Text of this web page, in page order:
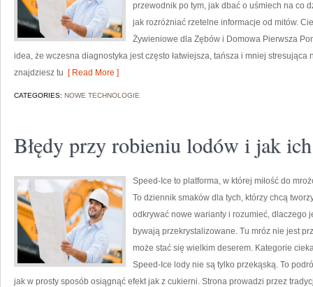
przewodnik po tym, jak dbać o uśmiech na co
jak rozróżniać rzetelne informacje od mitów.
Żywieniowe dla Zębów i Domowa Pierwsza
idea, że wczesna diagnostyka jest często łatwiejsza, tańsza i mniej
znajdziesz tu [ Read More ]
CATEGORIES: NOWE TECHNOLOGIE
Błędy przy robieniu lodów i jak
Speed-Ice to platforma, w której miłość do
To dziennik smaków dla tych, którzy chcą
odkrywać nowe warianty i rozumieć, dlaczego
bywają przekrystalizowane. Tu mróz nie jest
może stać się wielkim deserem. Kategorie
Speed-Ice lody nie są tylko przekąską. To
jak w prosty sposób osiągnąć efekt jak z cukierni. Strona prowadzi przez